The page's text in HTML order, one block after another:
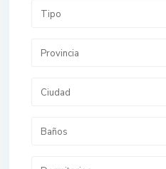
Tipo
Provincia
Ciudad
Baños